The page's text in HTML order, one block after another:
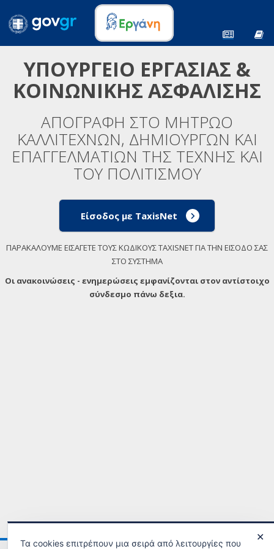
ΥΠΟΥΡΓΕΙΟ ΕΡΓΑΣΙΑΣ &
ΚΟΙΝΩΝΙΚΗΣ ΑΣΦΑΛΙΣΗΣ
ΑΠΟΓΡΑΦΗ ΣΤΟ ΜΗΤΡΩΟ
ΚΑΛΛΙΤΕΧΝΩΝ, ΔΗΜΙΟΥΡΓΩΝ ΚΑΙ
ΕΠΑΓΓΕΛΜΑΤΙΩΝ ΤΗΣ ΤΕΧΝΗΣ ΚΑΙ
ΤΟΥ ΠΟΛΙΤΙΣΜΟΥ
Είσοδος με TaxisNet
ΠΑΡΑΚΑΛΟΥΜΕ ΕΙΣΑΓΕΤΕ ΤΟΥΣ ΚΩΔΙΚΟΥΣ TAXISNET ΓΙΑ ΤΗΝ ΕΙΣΟΔΟ ΣΑΣ
ΣΤΟ ΣΥΣΤΗΜΑ
Οι ανακοινώσεις - ενημερώσεις εμφανίζονται στον αντίστοιχο
σύνδεσμο πάνω δεξια.
✕
Τα cookies επιτρέπουν μια σειρά από λειτουργίες που